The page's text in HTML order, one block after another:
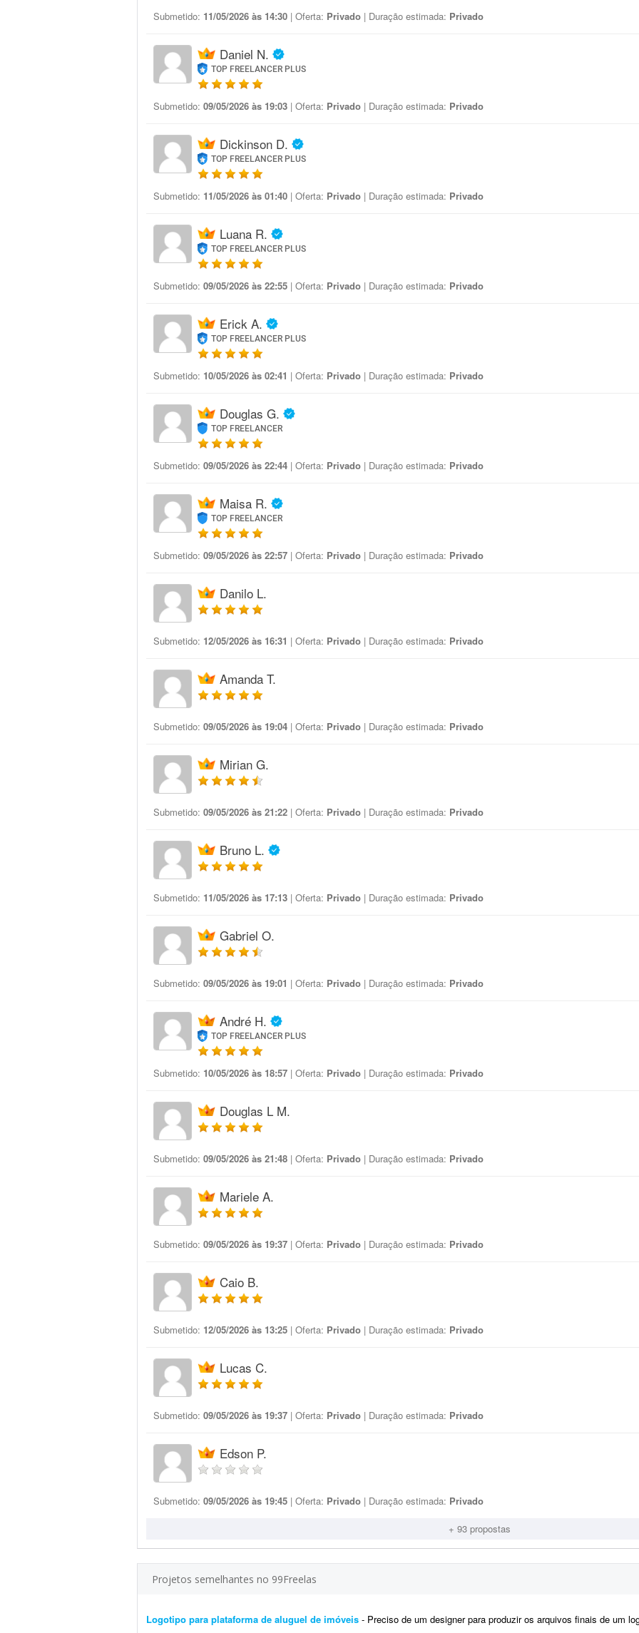
Submetido: 11/05/2026 às 14:30 | Oferta: Privado | Duração estimada: Privado
Daniel N.
TOP FREELANCER PLUS
Submetido: 09/05/2026 às 19:03 | Oferta: Privado | Duração estimada: Privado
Dickinson D.
TOP FREELANCER PLUS
Submetido: 11/05/2026 às 01:40 | Oferta: Privado | Duração estimada: Privado
Luana R.
TOP FREELANCER PLUS
Submetido: 09/05/2026 às 22:55 | Oferta: Privado | Duração estimada: Privado
Erick A.
TOP FREELANCER PLUS
Submetido: 10/05/2026 às 02:41 | Oferta: Privado | Duração estimada: Privado
Douglas G.
TOP FREELANCER
Submetido: 09/05/2026 às 22:44 | Oferta: Privado | Duração estimada: Privado
Maisa R.
TOP FREELANCER
Submetido: 09/05/2026 às 22:57 | Oferta: Privado | Duração estimada: Privado
Danilo L.
Submetido: 12/05/2026 às 16:31 | Oferta: Privado | Duração estimada: Privado
Amanda T.
Submetido: 09/05/2026 às 19:04 | Oferta: Privado | Duração estimada: Privado
Mirian G.
Submetido: 09/05/2026 às 21:22 | Oferta: Privado | Duração estimada: Privado
Bruno L.
Submetido: 11/05/2026 às 17:13 | Oferta: Privado | Duração estimada: Privado
Gabriel O.
Submetido: 09/05/2026 às 19:01 | Oferta: Privado | Duração estimada: Privado
André H.
TOP FREELANCER PLUS
Submetido: 10/05/2026 às 18:57 | Oferta: Privado | Duração estimada: Privado
Douglas L M.
Submetido: 09/05/2026 às 21:48 | Oferta: Privado | Duração estimada: Privado
Mariele A.
Submetido: 09/05/2026 às 19:37 | Oferta: Privado | Duração estimada: Privado
Caio B.
Submetido: 12/05/2026 às 13:25 | Oferta: Privado | Duração estimada: Privado
Lucas C.
Submetido: 09/05/2026 às 19:37 | Oferta: Privado | Duração estimada: Privado
Edson P.
Submetido: 09/05/2026 às 19:45 | Oferta: Privado | Duração estimada: Privado
+ 93 propostas
Projetos semelhantes no 99Freelas
Logotipo para plataforma de aluguel de imóveis - Preciso de um designer para produzir os arquivos finais de um logotipo já 100% definido. Não é um